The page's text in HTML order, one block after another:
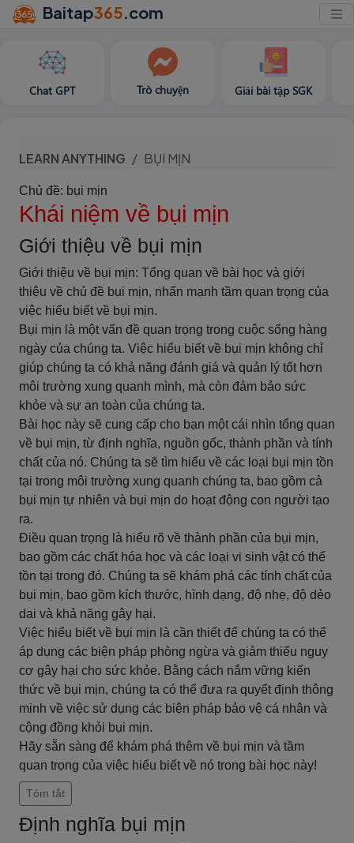
Baitap365.com
Chat GPT Trò chuyện Giải bài tập SGK
LEARN ANYTHING BỤI MỊN
Chủ đề: bụi mịn
Khái niệm về bụi mịn
Giới thiệu về bụi mịn
Giới thiệu về bụi mịn: Tổng quan về bài học và giới
thiệu về chủ đề bụi mịn, nhấn mạnh tầm quan trọng của
việc hiểu biết về bụi mịn.
Bụi mịn là một vấn đề quan trọng trong cuộc sống hàng
ngày của chúng ta. Việc hiểu biết về bụi mịn không chỉ
giúp chúng ta có khả năng đánh giá và quản lý tốt hơn
môi trường xung quanh mình, mà còn đảm bảo sức
khỏe và sự an toàn của chúng ta.
Bài học này sẽ cung cấp cho bạn một cái nhìn tổng quan
về bụi mịn, từ định nghĩa, nguồn gốc, thành phần và tính
chất của nó. Chúng ta sẽ tìm hiểu về các loại bụi mịn tồn
tại trong môi trường xung quanh chúng ta, bao gồm cả
bụi mịn tự nhiên và bụi mịn do hoạt động con người tạo
ra.
Điều quan trọng là hiểu rõ về thành phần của bụi mịn,
bao gồm các chất hóa học và các loại vi sinh vật có thể
tồn tại trong đó. Chúng ta sẽ khám phá các tính chất của
bụi mịn, bao gồm kích thước, hình dạng, độ nhẹ, độ dẻo
dai và khả năng gây hại.
Việc hiểu biết về bụi mịn là cần thiết để chúng ta có thể
áp dụng các biện pháp phòng ngừa và giảm thiểu nguy
cơ gây hại cho sức khỏe. Bằng cách nắm vững kiến
thức về bụi mịn, chúng ta có thể đưa ra quyết định thông
minh về việc sử dụng các biện pháp bảo vệ cá nhân và
cộng đồng khỏi bụi mịn.
Hãy sẵn sàng để khám phá thêm về bụi mịn và tầm
quan trọng của việc hiểu biết về nó trong bài học này!
Tóm tắt
Định nghĩa bụi mịn